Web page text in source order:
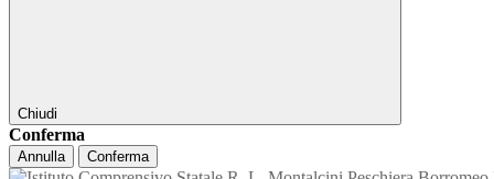
Chiudi
Conferma
Annulla Conferma